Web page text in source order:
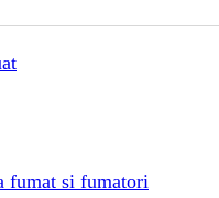
fumat si fumatori